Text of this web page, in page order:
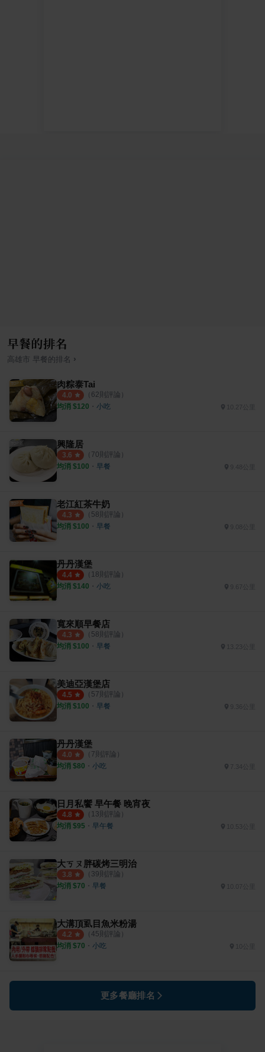
早餐的排名
高雄市 早餐的排名 ›
肉粽泰Tai
4.0 （ 62則評論）
均消 $120 ・ 小吃
興隆居
3.6 （ 70則評論）
均消 $100 ・ 早餐 9.48公里
老江紅茶牛奶
4.3 （ 58則評論）
均消 $100 ・ 早餐
丹丹漢堡
4.4 （ 18則評論）
均消 $140 ・ 小吃
寬來順早餐店
4.3 （ 58則評論）
均消 $100 ・ 早餐
美迪亞漢堡店
4.5 （ 57則評論）
均消 $100 ・ 早餐
丹丹漢堡
4.0 （ 7則評論）
均消 $80 ・ 小吃 7.34公里
日月私饗 早午餐 晚宵夜
4.8 （ 13則評論）
均消 $95 ・ 早午餐 10.53公里
大ㄎㄡ胖碳烤三明治
3.8 （ 39則評論）
均消 $70 ・ 早餐
大溝頂虱目魚米粉湯
4.2 （ 45則評論）
均消 $70 ・ 小吃
更多餐廳排名